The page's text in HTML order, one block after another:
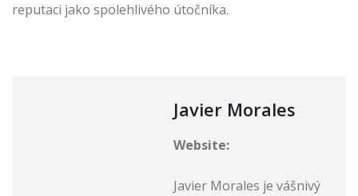
reputaci jako spolehlivého útočníka.
Javier Morales
Website:
Javier Morales je vášnivý